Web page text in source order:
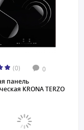
(0) 0
панель
KRONA TERZO